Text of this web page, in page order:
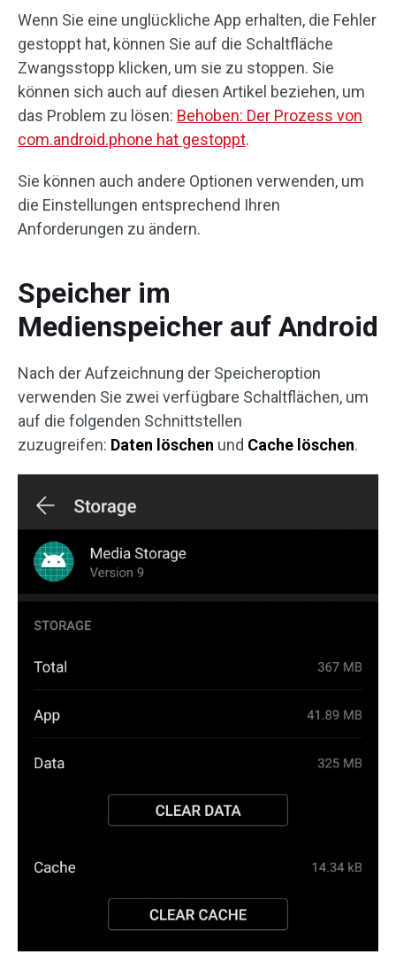
Wenn Sie eine unglückliche App erhalten, die Fehler
gestoppt hat, können Sie auf die Schaltfläche
Zwangsstopp klicken, um sie zu stoppen. Sie
können sich auch auf diesen Artikel beziehen, um
das Problem zu lösen: Behoben: Der Prozess von
com.android.phone hat gestoppt.
Sie können auch andere Optionen verwenden, um
die Einstellungen entsprechend Ihren
Anforderungen zu ändern.
Speicher im
Medienspeicher auf Android
Nach der Aufzeichnung der Speicheroption
verwenden Sie zwei verfügbare Schaltflächen, um
auf die folgenden Schnittstellen
zuzugreifen: Daten löschen und Cache löschen.